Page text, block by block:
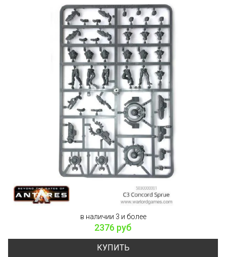
в наличии 3 и более
2376 руб
КУПИТЬ